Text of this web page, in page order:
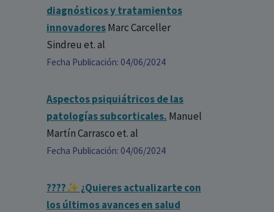
diagnósticos y tratamientos
innovadoresMarc Carceller
Sindreu et. al
Fecha Publicación: 04/06/2024
Aspectos psiquiátricos de las
patologías subcorticales. Manuel
Martín Carrascoet. al
Fecha Publicación: 04/06/2024
????✨ ¿Quieres actualizarte con
los últimos avances en salud